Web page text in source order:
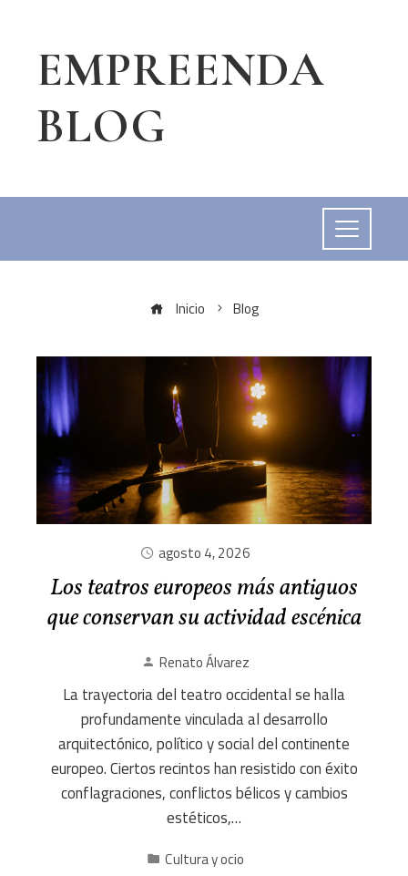
EMPREENDA
BLOG
Inicio Blog
agosto 4, 2026
Los teatros europeos más antiguos
que conservan su actividad escénica
Renato Álvarez
La trayectoria del teatro occidental se halla
profundamente vinculada al desarrollo
arquitectónico, político y social del continente
europeo. Ciertos recintos han resistido con éxito
conflagraciones, conflictos bélicos y cambios
estéticos,…
Cultura y ocio